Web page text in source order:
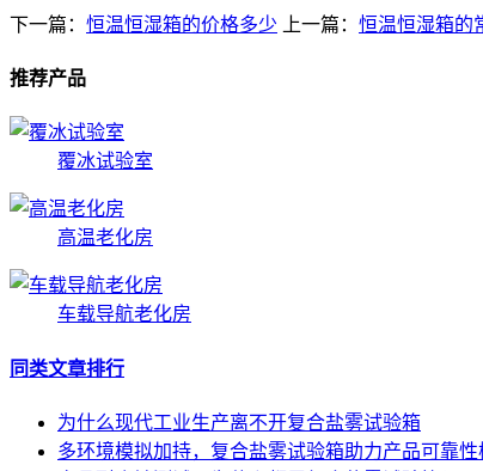
下一篇： 恒温恒湿箱的价格多少 上一篇： 恒温恒湿箱的
推荐产品
覆冰试验室
高温老化房
车载导航老化房
同类文章排行
为什么现代工业生产离不开复合盐雾试验箱
多环境模拟加持，复合盐雾试验箱助力产品可靠性